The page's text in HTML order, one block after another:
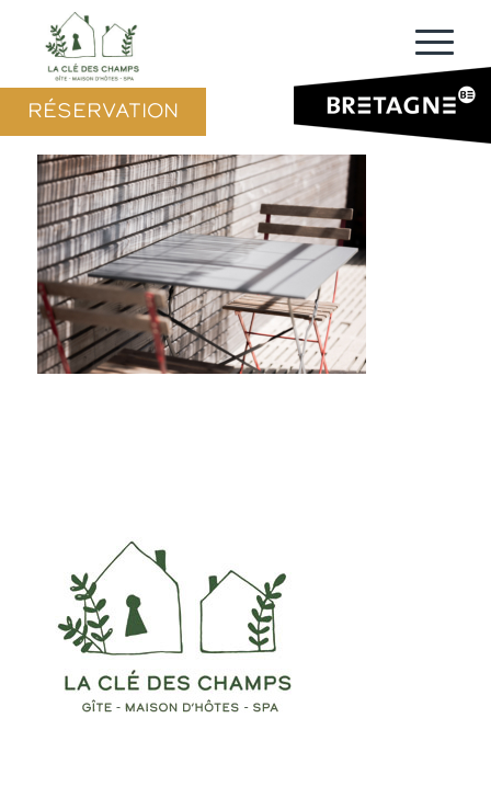
RÉSERVATION